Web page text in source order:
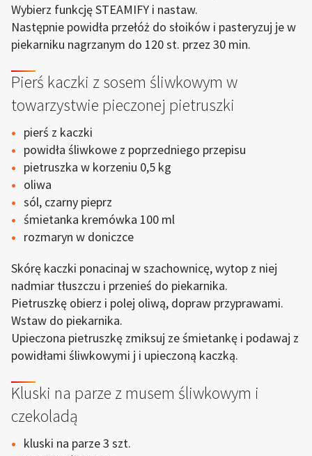
Wybierz funkcję STEAMIFY i nastaw.
Następnie powidła przełóż do słoików i pasteryzuj je w
piekarniku nagrzanym do 120 st. przez 30 min.
Pierś kaczki z sosem śliwkowym w
towarzystwie pieczonej pietruszki
pierś z kaczki
powidła śliwkowe z poprzedniego przepisu
pietruszka w korzeniu 0,5 kg
oliwa
sól, czarny pieprz
śmietanka kremówka 100 ml
rozmaryn w doniczce
Skórę kaczki ponacinaj w szachownicę, wytop z niej
nadmiar tłuszczu i przenieś do piekarnika.
Pietruszkę obierz i polej oliwą, dopraw przyprawami.
Wstaw do piekarnika.
Upieczona pietruszkę zmiksuj ze śmietankę i podawaj z
powidłami śliwkowymi j i upieczoną kaczką.
Kluski na parze z musem śliwkowym i
czekoladą
kluski na parze 3 szt.